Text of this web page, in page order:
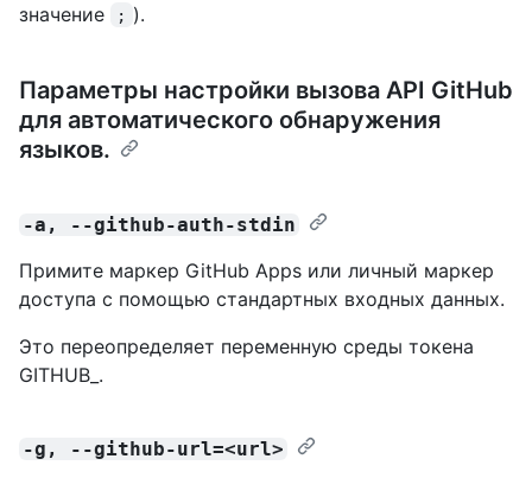
значение
; ).
Параметры настройки вызова API GitHub
для автоматического обнаружения
языков.
-a, --github-auth-stdin
Примите маркер GitHub Apps или личный маркер
доступа с помощью стандартных входных данных.
Это переопределяет переменную среды токена
GITHUB_.
-g, --github-url=<url>